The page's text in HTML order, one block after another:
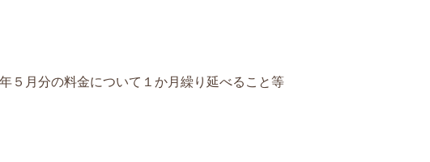
月分の料金について１か月繰り延べること等